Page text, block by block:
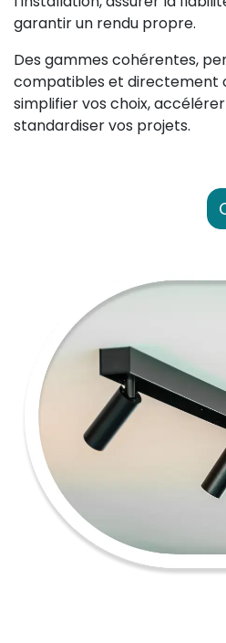
garantir un rendu propre.
Des gammes cohérentes,
compatibles et directement
simplifier vos choix,
standardiser vos projets.